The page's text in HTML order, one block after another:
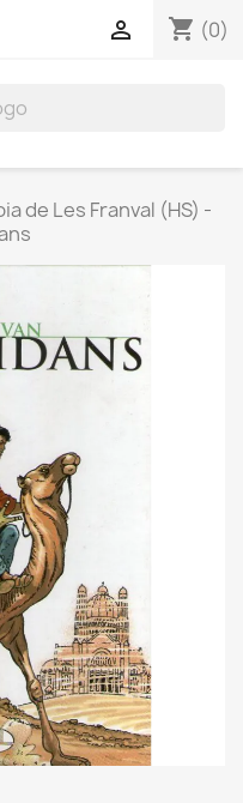
shopping_cart (0)

de Les Franval (HS) -